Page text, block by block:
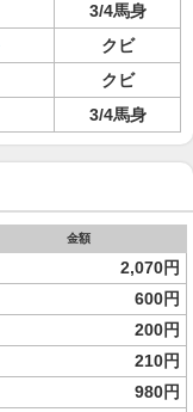
3/4馬身
クビ
クビ
3/4馬身
金額
2,070円
600円
200円
210円
980円